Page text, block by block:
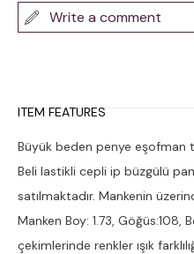
Write a comment
ITEM FEATURES
Büyük beden penye eşofman
Beli lastikli cepli ip büzgülü
satılmaktadır. Mankenin
Manken Boy: 1.73, Göğüs:108,
çekimlerinde renkler ışık